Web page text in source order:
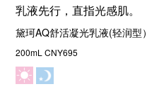
乳液先行，直指光感肌。
黛珂AQ舒活凝光乳液(轻润型
200mL CNY695